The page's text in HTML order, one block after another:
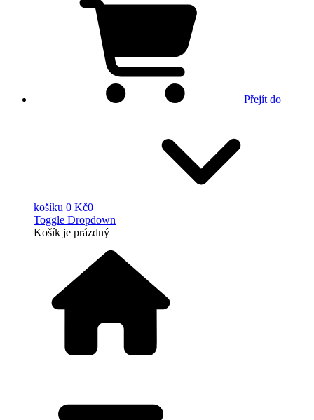
Přejít do
košíku 0 Kč0
Toggle Dropdown
Košík je prázdný